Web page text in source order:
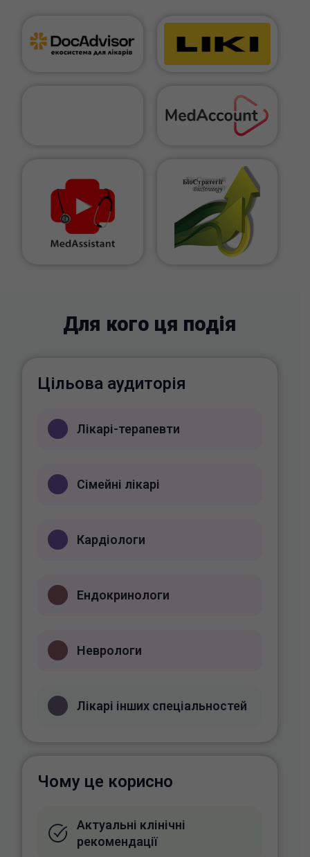
Для кого ця подія
Цільова аудиторія
Лікарі-терапевти
Сімейні лікарі
Кардіологи
Ендокринологи
Неврологи
Лікарі інших спеціальностей
Чому це корисно
Актуальні клінічні
рекомендації